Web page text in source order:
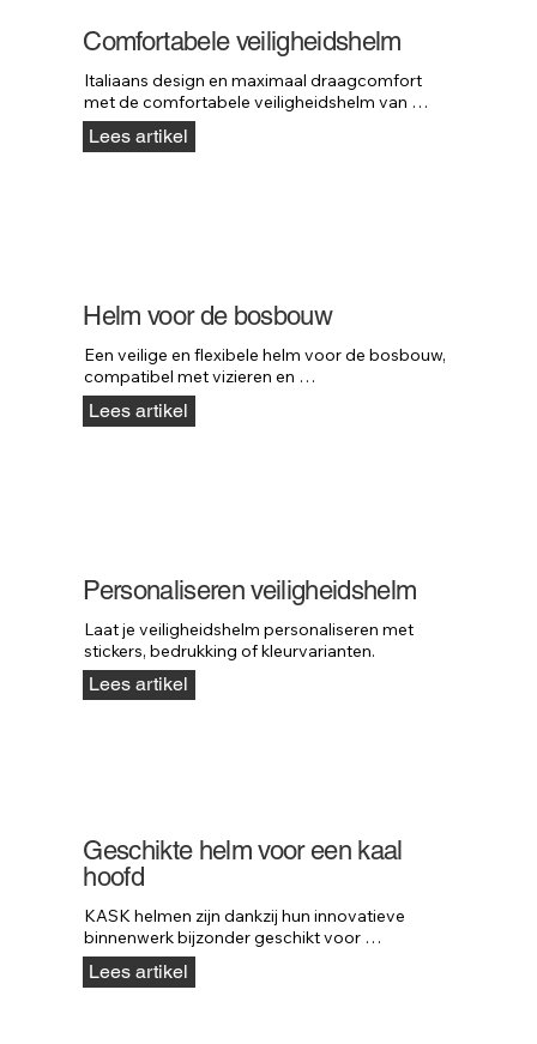
Comfortabele veiligheidshelm
Italiaans design en maximaal draagcomfort
met de comfortabele veiligheidshelm van
KASK.
Lees artikel
Helm voor de bosbouw
Een veilige en flexibele helm voor de bosbouw,
compatibel met vizieren en
gehoorbescherming.
Lees artikel
Personaliseren veiligheidshelm
Laat je veiligheidshelm personaliseren met
stickers, bedrukking of kleurvarianten.
Lees artikel
Geschikte helm voor een kaal
hoofd
KASK helmen zijn dankzij hun innovatieve
binnenwerk bijzonder geschikt voor
werknemers met een kaal hoofd.
Lees artikel